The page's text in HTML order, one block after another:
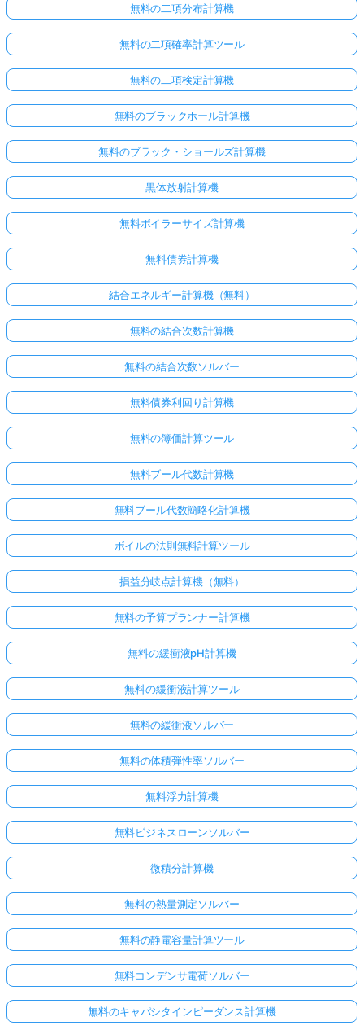
り
ま
せ
ん
初
質
を
る
無料の二項分布計算機
無料の二項確率計算ツール
無料の二項検定計算機
無料のブラックホール計算機
無料のブラック・ショールズ計算機
黒体放射計算機
無料ボイラーサイズ計算機
無料債券計算機
結合エネルギー計算機（無料）
無料の結合次数計算機
無料の結合次数ソルバー
無料債券利回り計算機
無料の簿価計算ツール
無料ブール代数計算機
無料ブール代数簡略化計算機
ボイルの法則無料計算ツール
損益分岐点計算機（無料）
無料の予算プランナー計算機
無料の緩衝液pH計算機
無料の緩衝液計算ツール
無料の緩衝液ソルバー
無料の体積弾性率ソルバー
無料浮力計算機
無料ビジネスローンソルバー
微積分計算機
無料の熱量測定ソルバー
無料の静電容量計算ツール
無料コンデンサ電荷ソルバー
無料のキャパシタインピーダンス計算機